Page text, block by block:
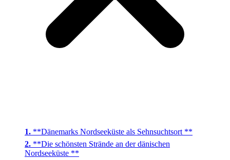
**Dänemarks Nordseeküste als Sehnsuchtsort **
**Die schönsten Strände an der dänischen
Nordseeküste **